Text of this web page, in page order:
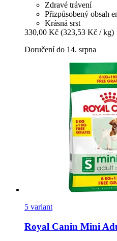
Zdravé trávení
Přizpůsobený obsah
Krásná srst
330,00 Kč (323,53 Kč / kg)
Doručení do 14. srpna
5 variant
Royal Canin Mini